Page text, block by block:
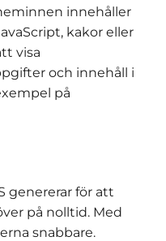
innehåller
kakor eller
visa
och innehåll i
på
genererar för att
på nolltid. Med
snabbare.